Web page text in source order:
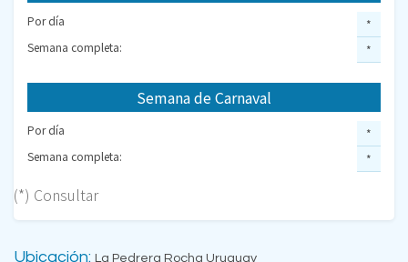
Por día
Semana completa:
*
*
Semana de Carnaval
Por día
Semana completa:
*
*
(*) Consultar
Ubicación: La Pedrera Rocha Uruguay